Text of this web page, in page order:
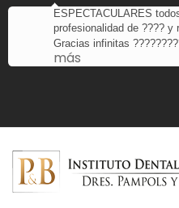
ESPECTACULARES
profesionalidad de ???? y
Gracias infinitas
más